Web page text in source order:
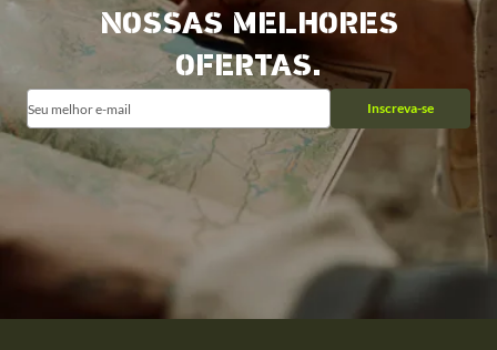
NOSSAS MELHORES
OFERTAS.
Inscreva-se